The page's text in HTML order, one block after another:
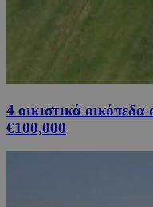
4 οικιστικά
€100,000